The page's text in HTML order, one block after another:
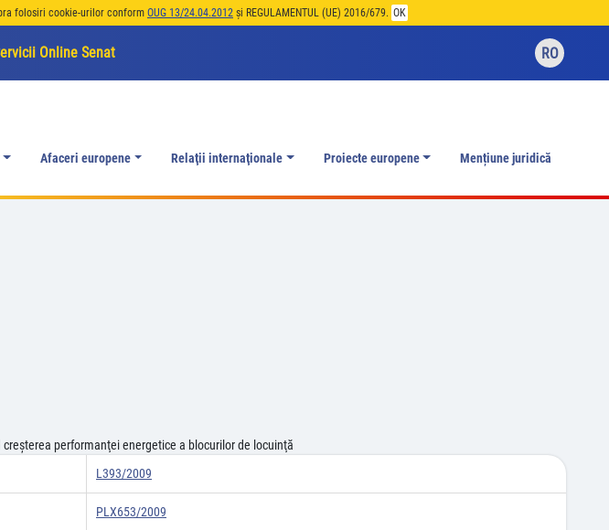
folosiri cookie-urilor conform OUG 13/24.04.2012 și REGULAMENTUL (UE) 2016/679. OK
Online Senat RO
Afaceri europene Relaţii internaţionale Proiecte europene Mențiune juridică
performanţei energetice a blocurilor de locuinţă
L393/2009
PLX653/2009